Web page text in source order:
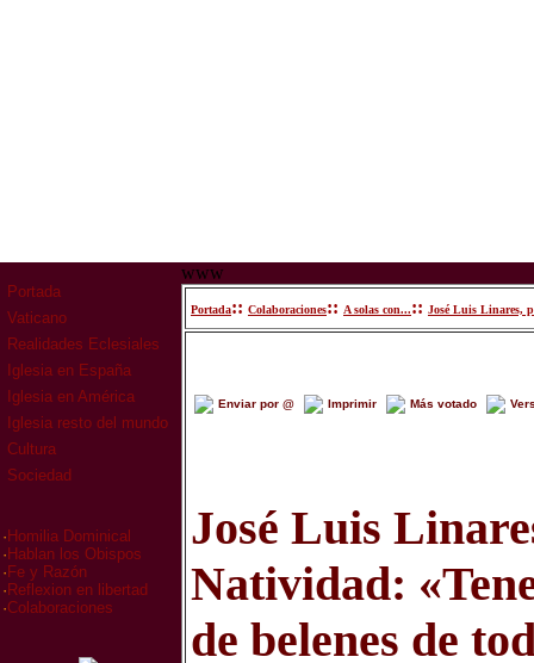
Portada
Vaticano
Realidades Eclesiales
Iglesia en España
Iglesia en América
Iglesia resto del mundo
Cultura
Sociedad
· Homilia Dominical
· Hablan los Obispos
· Fe y Razón
· Reflexion en libertad
·Colaboraciones
www
Portada:: Colaboraciones:: A solas con...:: José Luis Linares,
Enviar por @ Imprimir Más votado
José Luis
Natividad:
de belenes de